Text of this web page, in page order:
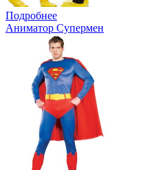
Подробнее
Аниматор Супермен